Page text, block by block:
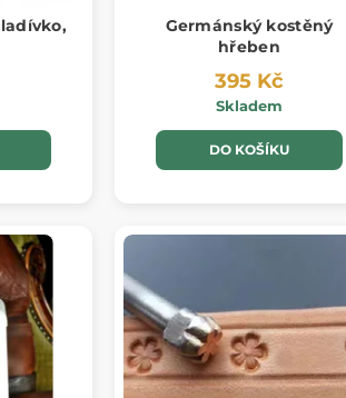
Germánský kostěný
hřeben
395 Kč
Skladem
DO KOŠÍKU